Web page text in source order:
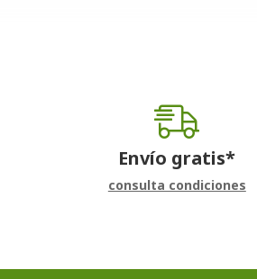
Envío gratis*
consulta condiciones